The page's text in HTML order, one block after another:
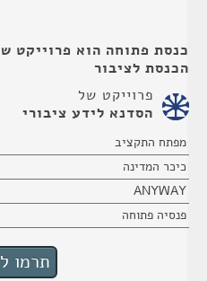
כנסת פתוחה הוא פרוייקט
הכנסת לציבור
פרוייקט של
הסדנא לידע ציבורי
מפתח התקציב
כיכר המדינה
ANYWAY
פנסיה פתוחה